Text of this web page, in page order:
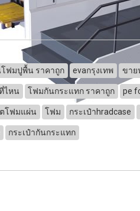
ฟมปูพื้น ราคาถูก evaกรุงเทพ ขาย
ไหน โฟมกันกระแทก ราคาถูก pe
โฟมแผ่น โฟม กระเป๋าhradcase
กระเป๋ากันกระแทก